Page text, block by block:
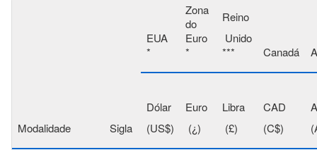
Modalidade Sigla
EUA
*
Zona
do
Euro
*
Reino
Unido
***
Canadá
Dólar
(US$)
Euro
(¿)
Libra
(£)
CAD
(C$)